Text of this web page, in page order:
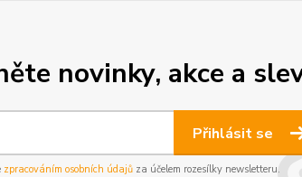
novinky, akce a
Přihlásit se
zpracováním osobních údajůza účelem rozesílky newsletteru.